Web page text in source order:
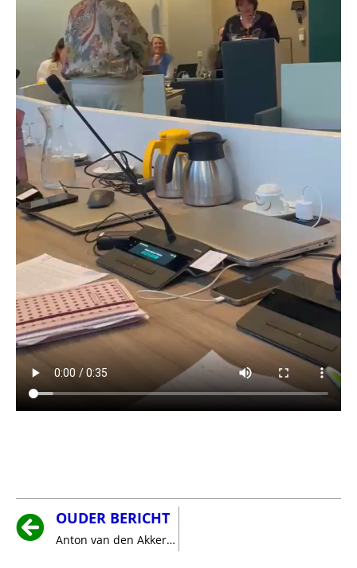
OUDER BERICHT
Anton van den Akker en Harry Crielaars namen afscheid van de raad